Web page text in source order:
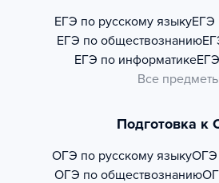
ЕГЭ по русскому языкуЕГЭ
ЕГЭ по обществознанию
ЕГЭ по информатике
Все
Подготовка к
ОГЭ по русскому языкуОГЭ
ОГЭ по обществознанию